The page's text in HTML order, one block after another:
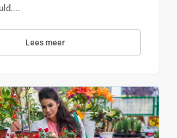
Lees meer